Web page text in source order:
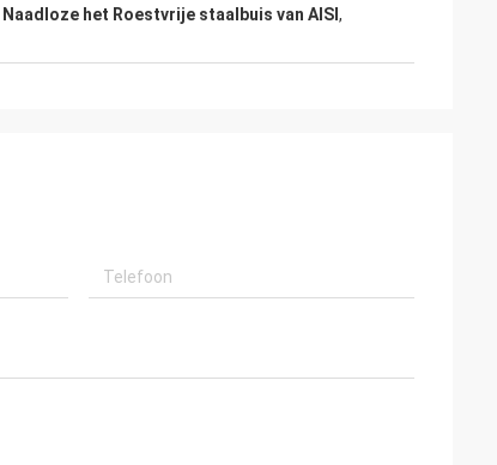
Naadloze het Roestvrije staalbuis van AISI ,